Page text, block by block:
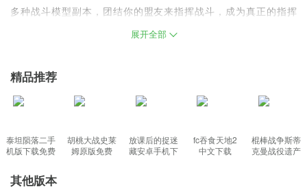
多种战斗模型副本，团结你的盟友来指挥战斗，成为真正的指挥
官，欢迎感兴趣的朋友前来本站下载体验。
各种不同的挑战性任务，各种主炮可以尽情释放。
独特的科技系统和PVP战斗模式让你享受指尖射击的无限乐趣。
造强大的舰队。
覆盖敌舰火力范围，操作舰队，躲避敌方火力，瞄准反击
百余种强力武器，打造个性化战舰，同屏体验公海万舰大战。
展开全部
精品推荐
泰坦陨落二手
机版下载免费
胡桃大战史莱
姆原版免费
放课后的捉迷
藏安卓手机下
fc吞食天地2
中文下载
棍棒战争斯蒂
克曼战役遗产
其他版本